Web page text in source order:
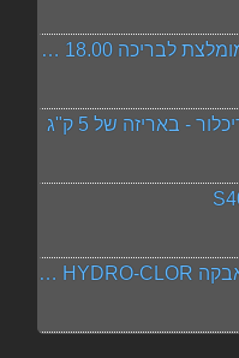
Alpine - משאבת חום מומלצת לבריכה 18.00 Kw
- באריזה של 5 ק"ג
כלור לבריכה גרגירים / אבקה HYDRO-CLOR באריזת 1 ק"ג